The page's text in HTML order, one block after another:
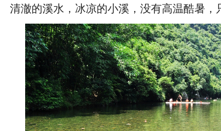
清澈的溪水，冰凉的小溪，没有高温酷暑，